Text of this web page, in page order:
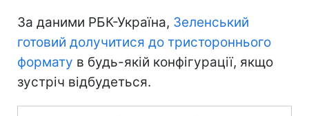
За даними РБК-Україна, Зеленський
готовий долучитися до тристороннього
формату в будь-якій конфігурації, якщо
зустріч відбудеться.